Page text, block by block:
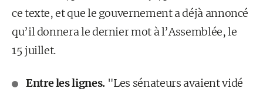
ce texte, et que le gouvernement a déjà annoncé
qu’il donnera le dernier mot à l’Assemblée, le
15 juillet.
Entre les lignes. "Les sénateurs avaient vidé